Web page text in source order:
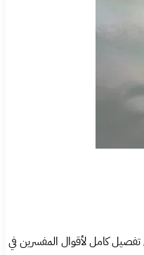
كامل لأقوال المفسرين في